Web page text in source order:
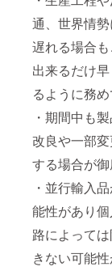
通、世界情
遅れる場合も
出来るだけ
るように務め
・期間中も
改良や一部
する場合が御
・並行輸入
能性があり
路によって
きない可能